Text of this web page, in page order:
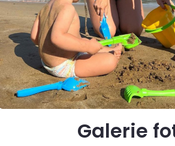
Galerie